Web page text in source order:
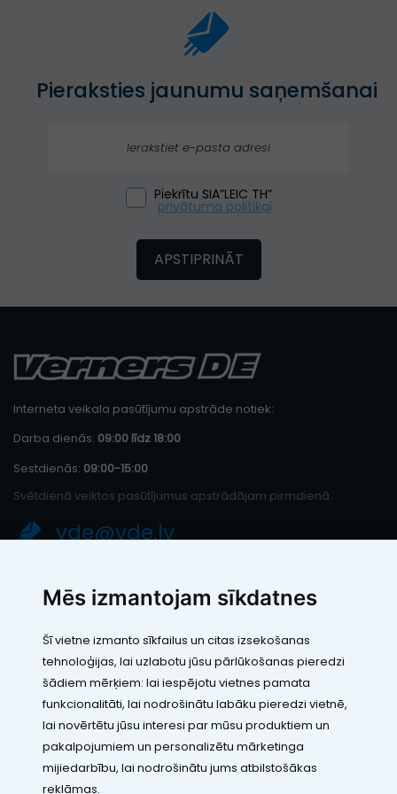
Mēs izmantojam sīkdatnes
Šī vietne izmanto sīkfailus un citas izsekošanas
tehnoloģijas, lai uzlabotu jūsu pārlūkošanas pieredzi
šādiem mērķiem: lai iespējotu vietnes pamata
funkcionalitāti, lai nodrošinātu labāku pieredzi vietnē,
lai novērtētu jūsu interesi par mūsu produktiem un
pakalpojumiem un personalizētu mārketinga
mijiedarbību, lai nodrošinātu jums atbilstošākas
reklāmas.
remontu ir iespējams veikt arī pie klienta mājās. Servisā var
pasūtīt nepieciešamās rezerves daļas.
Pieraksties jaunumu saņemšanai
Piekrītu SIA”LEIC TH”
privātuma politikai
APSTIPRINĀT
Interneta veikala pasūtījumu apstrāde notiek:
Darba dienās: 09:00 līdz 18:00
Sestdienās: 09:00-15:00
Svētdienā veiktos pasūtījumus apstrādājam pirmdienā.
vde@vde.lv
SIA "LEIC TH"
Reģ. Nr.: 40103394280
Juridiskā adrese: Rāmuļu iela 33, Rīga, LV-1005
Banka: Paysera LT, UAB
SWIFT: EVIULT21
Konts: LT123500010005426773